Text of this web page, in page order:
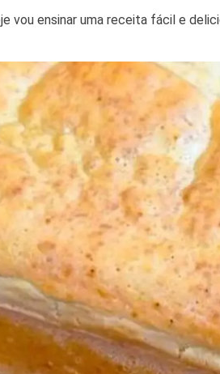
vou ensinar uma receita fácil e